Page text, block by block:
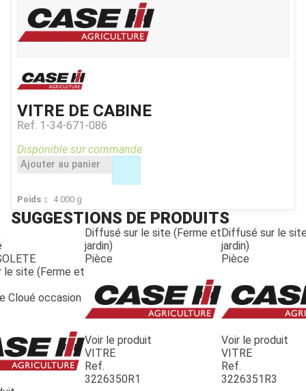
VITRE DE CABINE
Ref. 1-34-671-086
Poids 4 000 g
Disponible sur commande
Ajouter au panier
SUGGESTIONS DE PRODUITS
le site (Ferme et
Cloué occasion
Diffusé sur le site (Ferme et
jardin)
Pièce
Voir le produit
VITRE
Ref.
3226350R1
Diffusé sur le
jardin)
Pièce
Voir le produit
VITRE
Ref.
3226351R3